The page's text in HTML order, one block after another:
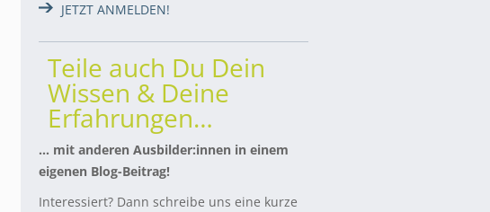
JETZT ANMELDEN!
Teile auch Du Dein
Wissen & Deine
Erfahrungen…
… mit anderen Ausbilder:innen in einem
eigenen Blog-Beitrag!
Interessiert? Dann schreibe uns eine kurze